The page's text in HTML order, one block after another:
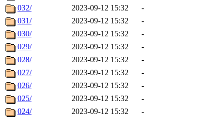
032/
2023-09-12 15:32
-
031/
2023-09-12 15:32
-
030/
2023-09-12 15:32
-
029/
2023-09-12 15:32
-
028/
2023-09-12 15:32
-
027/
2023-09-12 15:32
-
026/
2023-09-12 15:32
-
025/
2023-09-12 15:32
-
024/
2023-09-12 15:32
-